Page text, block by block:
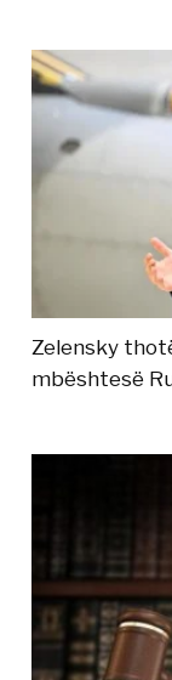
Zelensky
mbështesë